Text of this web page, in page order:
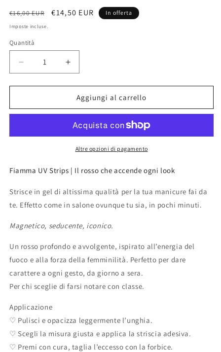
Prezzo
di
€16,00 EUR
Prezzo
€14,50 EUR In offerta
Imposte incluse.
Quantità
Quantità
Diminuisci
quantità
per
UV
STRIPS
Aumenta
quantità
per
Fiamma
UV
NAIL
STRIPS
Aggiungi al carrello
Altre opzioni di pagamento
Fiamma UV Strips | Il rosso che accende ogni look
Strisce in gel di altissima qualità per la tua manicure fai da
te. Effetto come in salone ovunque tu sia, in pochi minuti.
Magnetico, seducente, iconico.
Un rosso profondo e avvolgente, ispirato all’energia del
fuoco e alla forza della femminilità. Perfetto per dare
carattere a ogni gesto, da giorno a sera.
Per chi sceglie di farsi notare con classe.
Applicazione
♡ Pulisci e opacizza leggermente l’unghia.
♡ Scegli la misura giusta e applica la striscia adesiva.
♡ Premi con cura, taglia l’eccesso con la forbice.